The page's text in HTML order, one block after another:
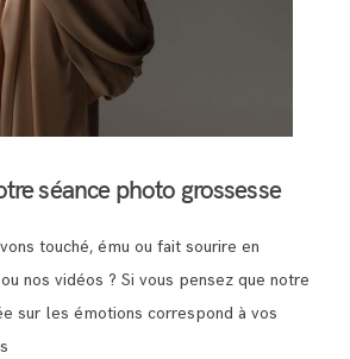
séance photo grossesse
touché, ému ou fait sourire en
nos vidéos ? Si vous pensez que notre
sur les émotions correspond à vos